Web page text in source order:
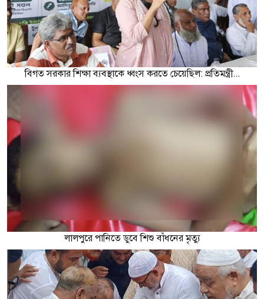
বিগত সরকার শিক্ষা ব্যবস্থাকে ধ্বংস করতে চেয়েছিল: প্রতিমন্ত্রী...
লালপুরে পানিতে ডুবে শিশু বাঁধনের মৃত্যু